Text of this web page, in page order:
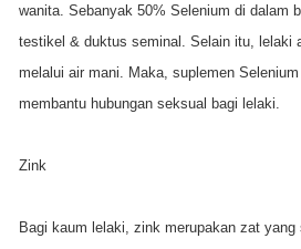
wanita. Sebanyak 50% Selenium di dalam
testikel & duktus seminal. Selain itu, lelaki
melalui air mani. Maka, suplemen
membantu hubungan seksual bagi lelaki.
Zink
Bagi kaum lelaki, zink merupakan zat yang